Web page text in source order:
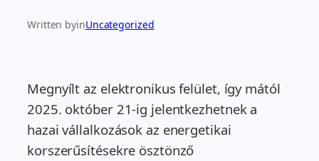
Written byinUncategorized
Megnyílt az elektronikus felület, így mától
2025. október 21-ig jelentkezhetnek a
hazai vállalkozások az energetikai
korszerűsítésekre ösztönző